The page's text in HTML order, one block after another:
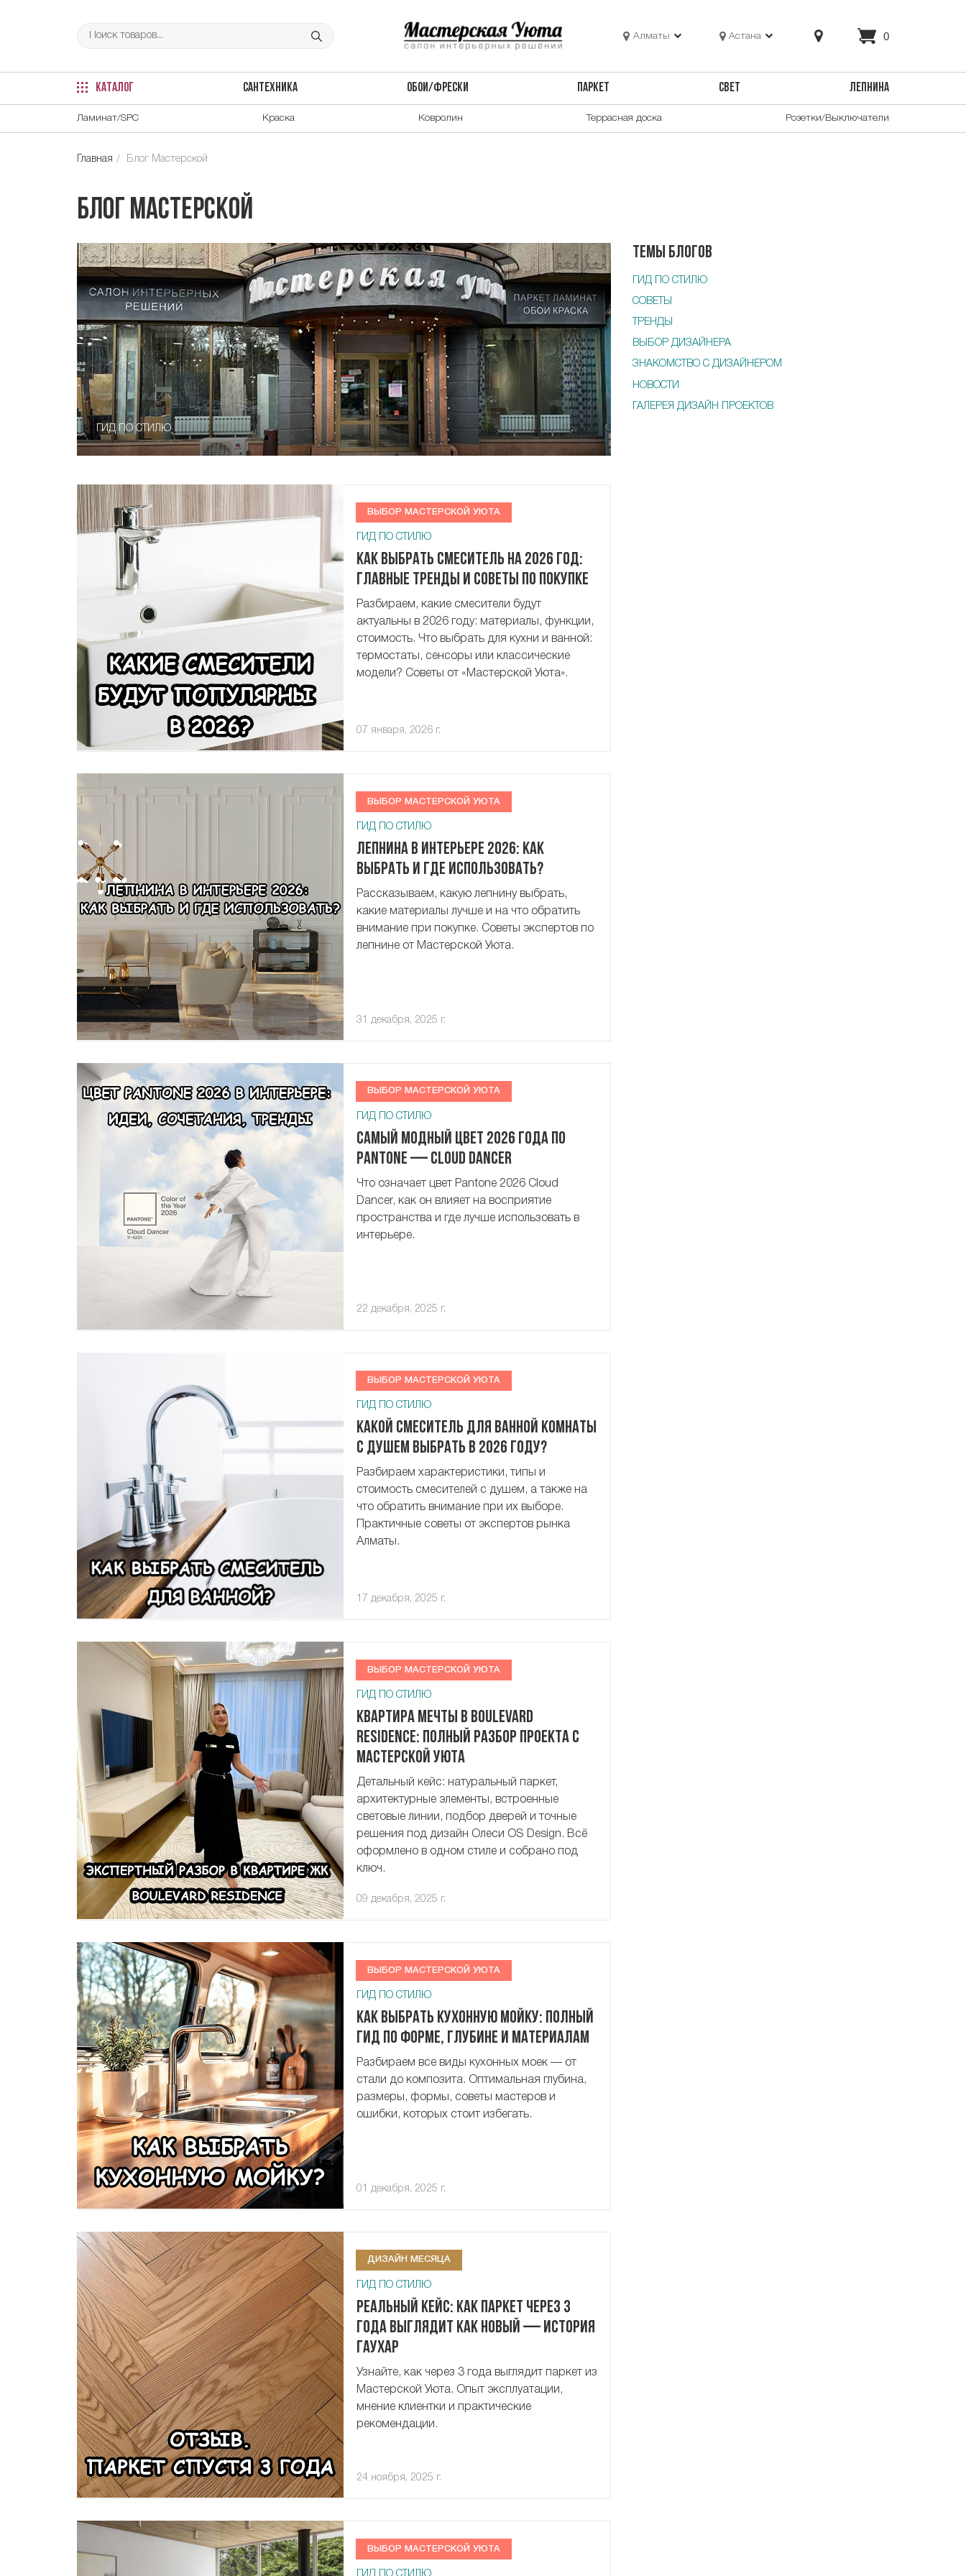
Алматы Астана 0
КАТАЛОГ САНТЕХНИКА ОБОИ/ФРЕСКИ ПАРКЕТ СВЕТ ЛЕПНИНА
Ламинат/SPC Краска Ковролин Террасная доска Розетки/Выключатели
Главная Блог Мастерской
Блог Мастерской
ГИД ПО СТИЛЮ
Темы блогов
ГИД ПО СТИЛЮ
СОВЕТЫ
ТРЕНДЫ
ВЫБОР ДИЗАЙНЕРА
ЗНАКОМСТВО С ДИЗАЙНЕРОМ
НОВОСТИ
ГАЛЕРЕЯ ДИЗАЙН ПРОЕКТОВ
ВЫБОР МАСТЕРСКОЙ УЮТА
ГИД ПО СТИЛЮ
Как выбрать смеситель на 2026 год:
главные тренды и советы по покупке
Разбираем, какие смесители будут
актуальны в 2026 году: материалы, функции,
стоимость. Что выбрать для кухни и ванной:
термостаты, сенсоры или классические
модели? Советы от «Мастерской Уюта».
07 января, 2026 г.
ВЫБОР МАСТЕРСКОЙ УЮТА
ГИД ПО СТИЛЮ
Лепнина в интерьере 2026: как
выбрать и где использовать?
Рассказываем, какую лепнину выбрать,
какие материалы лучше и на что обратить
внимание при покупке. Советы экспертов по
лепнине от Мастерской Уюта.
31 декабря, 2025 г.
ВЫБОР МАСТЕРСКОЙ УЮТА
ГИД ПО СТИЛЮ
Самый модный цвет 2026 года по
Pantone — Cloud Dancer
Что означает цвет Pantone 2026 Cloud
Dancer, как он влияет на восприятие
пространства и где лучше использовать в
интерьере.
22 декабря, 2025 г.
ВЫБОР МАСТЕРСКОЙ УЮТА
ГИД ПО СТИЛЮ
Какой смеситель для ванной комнаты
с душем выбрать в 2026 году?
Разбираем характеристики, типы и
стоимость смесителей с душем, а также на
что обратить внимание при их выборе.
Практичные советы от экспертов рынка
Алматы.
17 декабря, 2025 г.
ВЫБОР МАСТЕРСКОЙ УЮТА
ГИД ПО СТИЛЮ
Квартира мечты в Boulevard
Residence: полный разбор проекта с
Мастерской Уюта
Детальный кейс: натуральный паркет,
архитектурные элементы, встроенные
световые линии, подбор дверей и точные
решения под дизайн Олеси OS Design. Всё
оформлено в одном стиле и собрано под
ключ.
09 декабря, 2025 г.
ВЫБОР МАСТЕРСКОЙ УЮТА
ГИД ПО СТИЛЮ
Как выбрать кухонную мойку: полный
гид по форме, глубине и материалам
Разбираем все виды кухонных моек — от
стали до композита. Оптимальная глубина,
размеры, формы, советы мастеров и
ошибки, которых стоит избегать.
01 декабря, 2025 г.
ДИЗАЙН МЕСЯЦА
ГИД ПО СТИЛЮ
Реальный кейс: как паркет через 3
года выглядит как новый — история
Гаухар
Узнайте, как через 3 года выглядит паркет из
Мастерской Уюта. Опыт эксплуатации,
мнение клиентки и практические
рекомендации.
24 ноября, 2025 г.
ВЫБОР МАСТЕРСКОЙ УЮТА